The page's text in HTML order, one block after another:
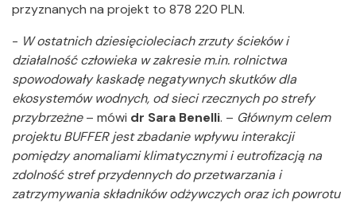
przyznanych na projekt to 878 220 PLN.
- W ostatnich dziesięcioleciach zrzuty ścieków i
działalność człowieka w zakresie m.in. rolnictwa
spowodowały kaskadę negatywnych skutków dla
ekosystemów wodnych, od sieci rzecznych po strefy
przybrzeżne– mówi dr Sara Benelli. – Głównym celem
projektu BUFFER jest zbadanie wpływu interakcji
pomiędzy anomaliami klimatycznymi i eutrofizacją na
zdolność stref przydennych do przetwarzania i
zatrzymywania składników odżywczych oraz ich powrotu